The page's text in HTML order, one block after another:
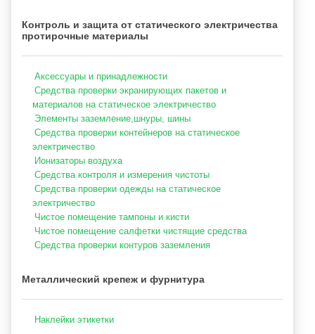
Контроль и защита от статического электричества
протирочные материалы
Аксессуары и принадлежности
Средства проверки экранирующих пакетов и
материалов на статическое электричество
Элементы заземление,шнуры, шины
Средства проверки контейнеров на статическое
электричество
Ионизаторы воздуха
Средства контроля и измерения чистоты
Средства проверки одежды на статическое
электричество
Чистое помещение тампоны и кисти
Чистое помещение салфетки чистящие средства
Средства проверки контуров заземления
Металлический крепеж и фурнитура
Наклейки этикетки